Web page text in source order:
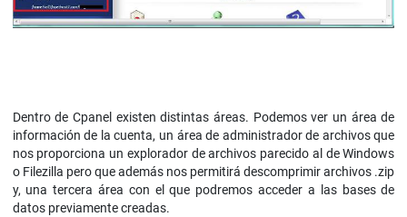
Dentro de Cpanel existen distintas áreas. Podemos ver un área de
información de la cuenta, un área de administrador de archivos que
nos proporciona un explorador de archivos parecido al de Windows
o Filezilla pero que además nos permitirá descomprimir archivos .zip
y, una tercera área con el que podremos acceder a las bases de
datos previamente creadas.